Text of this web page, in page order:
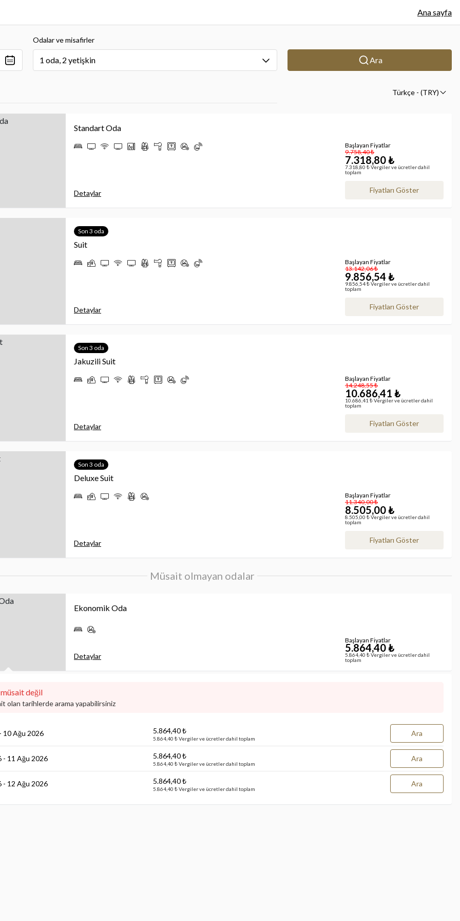
Ana sayfa
Odalar ve misafirler
1 oda, 2 yetişkin Ara
Türkçe - (TRY)
Standart Oda
Detaylar
Başlayan Fiyatlar
9.758,40 ₺
7.318,80 ₺
7.318,80 ₺ Vergiler ve ücretler dahil
toplam
Fiyatları Göster
Son 3 oda
Suit
Detaylar
Başlayan Fiyatlar
13.142,06 ₺
9.856,54 ₺
9.856,54 ₺ Vergiler ve ücretler dahil
toplam
Fiyatları Göster
Son 3 oda
Jakuzili Suit
Detaylar
Başlayan Fiyatlar
14.248,55 ₺
10.686,41 ₺
10.686,41 ₺ Vergiler ve ücretler dahil
toplam
Fiyatları Göster
Son 3 oda
Deluxe Suit
Detaylar
Başlayan Fiyatlar
11.340,00 ₺
8.505,00 ₺
8.505,00 ₺ Vergiler ve ücretler dahil
toplam
Fiyatları Göster
Müsait olmayan odalar
Ekonomik Oda
Detaylar
Başlayan Fiyatlar
5.864,40 ₺
5.864,40 ₺ Vergiler ve ücretler dahil
toplam
değil
olan tarihlerde arama yapabilirsiniz
10 Ağu 2026 5.864,40 ₺
5.864,40 ₺ Vergiler ve ücretler dahil toplam
Ara
- 11 Ağu 2026 5.864,40 ₺
5.864,40 ₺ Vergiler ve ücretler dahil toplam
Ara
- 12 Ağu 2026 5.864,40 ₺
5.864,40 ₺ Vergiler ve ücretler dahil toplam
Ara